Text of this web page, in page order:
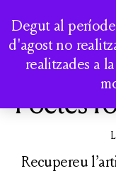
Poetes
Recupereu
Degut al
d'agost no
realitzades a